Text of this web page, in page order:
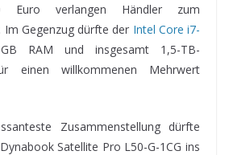
Euro verlangen Händler zum
Gegenzug dürfte der Intel Core i7-
RAM und insgesamt 1,5-TB-
einen willkommenen Mehrwert
Zusammenstellung dürfte
Satellite Pro L50-G-1CG ins